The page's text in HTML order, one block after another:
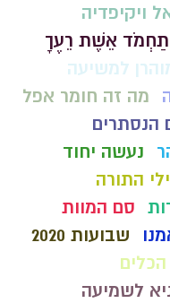
ויקיפדיה
אֵשֶׁת רֵעֶךָ
למשיעה
מה זה חומר אפל
הנסתרים
נעשה יחוד
התורה
סם המוות
שבועות 2020
לשמיעה